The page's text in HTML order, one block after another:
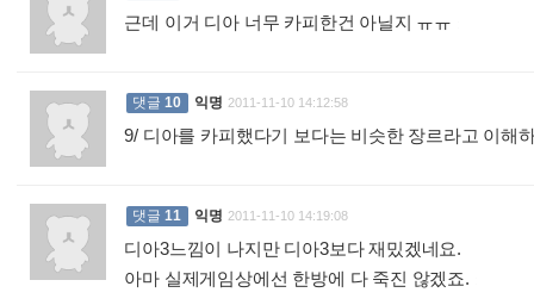
근데 이거 디아 너무 카피한건 아닐지 ㅠㅠ
댓글 10 익명 2011-11-10 14:12:58
9/ 디아를 카피했다기 보다는 비슷한 장르라고 이해
댓글 11 익명 2011-11-10 14:19:08
디아3느낌이 나지만 디아3보다 재밌겠네요.
아마 실제게임상에선 한방에 다 죽진 않겠죠.